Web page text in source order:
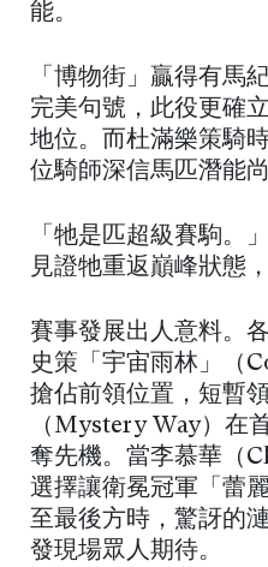
能。
「博物街」贏得有馬
完美句號，此役更確
地位。而杜滿樂策騎
位騎師深信馬匹潛能
「牠是匹超級賽駒。
見證牠重返巔峰狀態
賽事發展出人意料。
史策「宇宙雨林」（
搶佔前領位置，短暫
（Mystery Way）在
奪先機。當李慕華（
選擇讓衛冕冠軍「蕾
至最後方時，驚訝的
發現場眾人期待。